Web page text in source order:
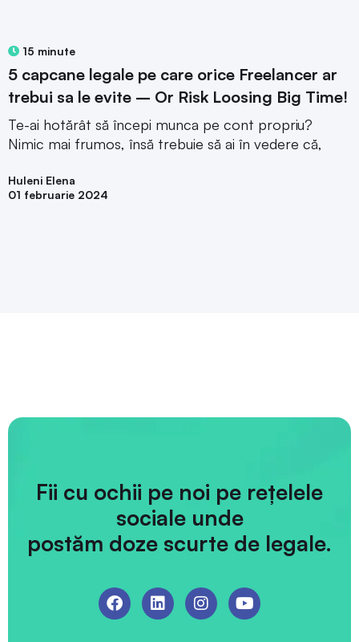
15 minute
5 capcane legale pe care orice Freelancer ar
trebui sa le evite – Or Risk Loosing Big Time!
Te-ai hotărât să începi munca pe cont propriu?
Nimic mai frumos, însă trebuie să ai în vedere că,
Huleni Elena
01 februarie 2024
Fii cu ochii pe noi pe rețelele
sociale unde
postăm doze scurte de legale.